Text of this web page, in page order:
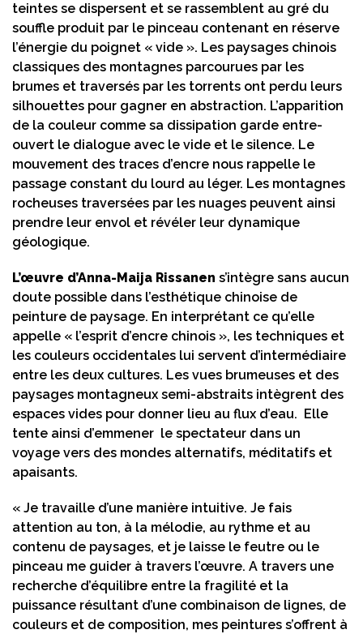
teintes se dispersent et se rassemblent au gré du
souffle produit par le pinceau contenant en réserve
l’énergie du poignet « vide ». Les paysages chinois
classiques des montagnes parcourues par les
brumes et traversés par les torrents ont perdu leurs
silhouettes pour gagner en abstraction. L’apparition
de la couleur comme sa dissipation garde entre-
ouvert le dialogue avec le vide et le silence. Le
mouvement des traces d’encre nous rappelle le
passage constant du lourd au léger. Les montagnes
rocheuses traversées par les nuages peuvent ainsi
prendre leur envol et révéler leur dynamique
géologique.
L’œuvre d’Anna-Maija Rissanen s’intègre sans aucun
doute possible dans l’esthétique chinoise de
peinture de paysage. En interprétant ce qu’elle
appelle « l’esprit d’encre chinois », les techniques et
les couleurs occidentales lui servent d’intermédiaire
entre les deux cultures. Les vues brumeuses et des
paysages montagneux semi-abstraits intègrent des
espaces vides pour donner lieu au flux d’eau. Elle
tente ainsi d’emmener le spectateur dans un
voyage vers des mondes alternatifs, méditatifs et
apaisants.
« Je travaille d’une manière intuitive. Je fais
attention au ton, à la mélodie, au rythme et au
contenu de paysages, et je laisse le feutre ou le
pinceau me guider à travers l’œuvre. A travers une
recherche d’équilibre entre la fragilité et la
puissance résultant d’une combinaison de lignes, de
couleurs et de composition, mes peintures s’offrent à